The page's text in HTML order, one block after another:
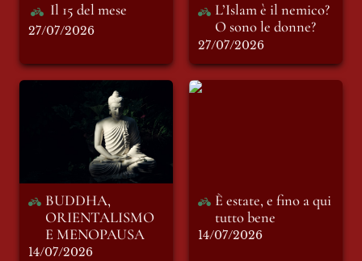
Il 15 del mese
27/07/2026
L’Islam è il nemico?
O sono le donne?
27/07/2026
BUDDHA,
ORIENTALISMO E
MENOPAUSA
BUDDHA,
ORIENTALISMO
E MENOPAUSA
14/07/2026
È estate, e fino a qui
È estate, e fino a qui
tutto bene
14/07/2026